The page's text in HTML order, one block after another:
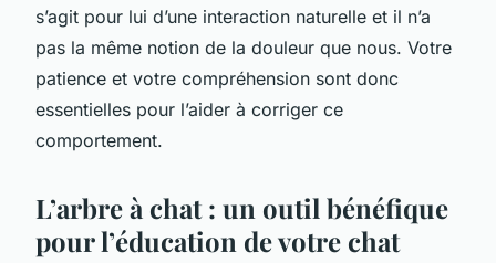
s’agit pour lui d’une interaction naturelle et il n’a
pas la même notion de la douleur que nous. Votre
patience et votre compréhension sont donc
essentielles pour l’aider à corriger ce
comportement.
L’arbre à chat : un outil bénéfique
pour l’éducation de votre chat